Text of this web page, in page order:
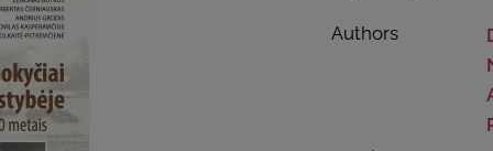
Authors